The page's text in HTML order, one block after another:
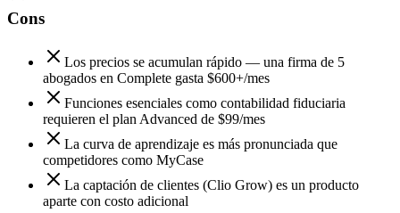
Cons
Los precios se acumulan rápido — una firma de 5
abogados en Complete gasta $600+/mes
Funciones esenciales como contabilidad fiduciaria
requieren el plan Advanced de $99/mes
La curva de aprendizaje es más pronunciada que
competidores como MyCase
La captación de clientes (Clio Grow) es un producto
aparte con costo adicional